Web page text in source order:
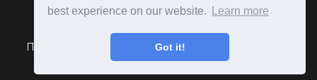
best experience on our website.
Learn more
Got it!
Поради по установці, налаштуванні і роботі з Microsoft
Windows.